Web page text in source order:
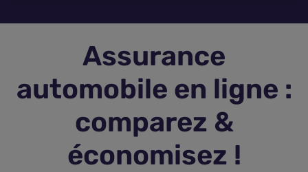
Assurance Animaux
Assurance vie
Plus d'assurances
Assurance
automobile en ligne :
comparez &
économisez !